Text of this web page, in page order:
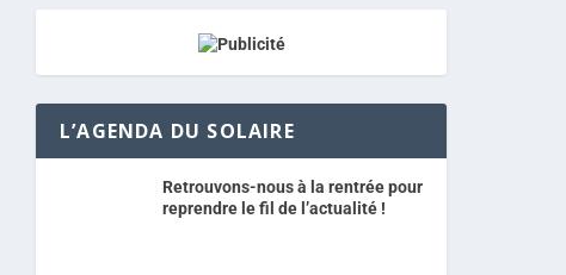
L’AGENDA DU SOLAIRE
Retrouvons-nous à la rentrée pour
reprendre le fil de l’actualité !